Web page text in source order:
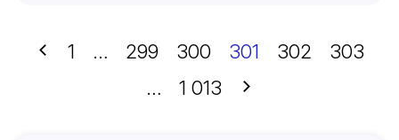
doplatí, ba takmer príde o život…
Předchozí
1 … 299 300 301 302
303
…
1 013 Další